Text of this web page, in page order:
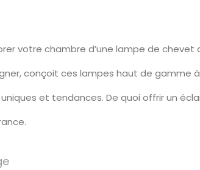
votre chambre d’une lampe de chevet
conçoit ces lampes haut de gamme
et tendances. De quoi offrir un